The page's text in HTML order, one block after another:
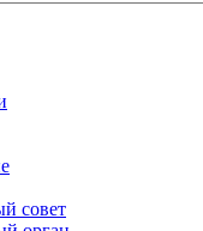
совет